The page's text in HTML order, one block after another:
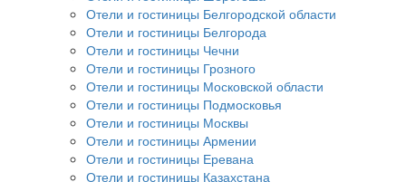
Отели и гостиницы Белгородской области
Отели и гостиницы Белгорода
Отели и гостиницы Чечни
Отели и гостиницы Грозного
Отели и гостиницы Московской области
Отели и гостиницы Подмосковья
Отели и гостиницы Москвы
Отели и гостиницы Армении
Отели и гостиницы Еревана
Отели и гостиницы Казахстана